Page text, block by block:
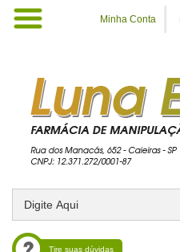
Minha Conta
Tire suas dúvidas